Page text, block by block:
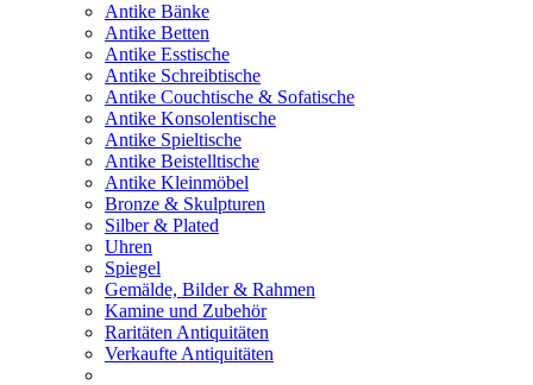
Antike Bänke
Antike Betten
Antike Esstische
Antike Schreibtische
Antike Couchtische & Sofatische
Antike Konsolentische
Antike Spieltische
Antike Beistelltische
Antike Kleinmöbel
Bronze & Skulpturen
Silber & Plated
Uhren
Spiegel
Gemälde, Bilder & Rahmen
Kamine und Zubehör
Raritäten Antiquitäten
Verkaufte Antiquitäten